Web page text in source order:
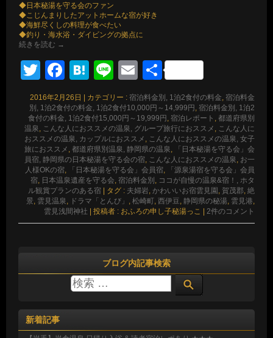
◆日本秘湯を守る会のファン
◆こじんまりしたアットホームな宿が好き
◆海鮮尽くしの料理が食べたい
◆釣り・海水浴・ダイビングの拠点に
続きを読む →
TwitterFacebook
Hatena
LineEmail
共
有
2016年2月26日 カテゴリー : 宿泊料金別, 1泊2食付の料金, 宿泊料金
別, 1泊2食付の料金, 1泊2食付10,000円～14,999円 , 宿泊料金別, 1泊2
食付の料金, 1泊2食付15,000円～19,999円 , 宿泊レポート , 都道府県別
温泉, こんな人におススメの温泉, グループ旅行におススメ , こんな人に
おススメの温泉, カップルにおススメ , こんな人におススメの温泉, 女子
旅におススメ , 都道府県別温泉, 静岡県の温泉,
「日本秘湯を守る会」会
員宿, 静岡県の日本秘湯を守る会の宿, こんな人におススメの温泉, お一
人様OKの宿, 「日本秘湯を守る会」会員宿,
「源泉湯宿を守る会」会員
宿, 日本温泉遺産を守る会, 宿泊料金別 , ココが自慢の温泉&宿！, ホタ
ル観賞プランのある宿
タグ : 夫婦岩, かわいいお宿雲見園 , 賀茂郡, 絶
景, 雲見温泉, ドラマ「とんび」 , 松崎町, 西伊豆, 静岡県の秘湯, 雲見港,
雲見浅間神社
投稿者 : おふろの申し子秘湯っこ 2件のコメント
ブログ内記事検索
新着記事